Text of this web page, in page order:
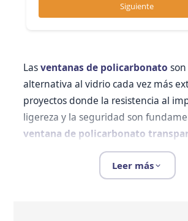
Siguiente
Lasventanas de policarbonato
alternativa al vidrio cada vez más
proyectos donde la resistencia al
ligereza y la seguridad son
ventana de policarbonato
claridad visual comparable al cristal,
riesgo de rotura ni las limitaciones
impone el vidrio tradicional.
Leer más